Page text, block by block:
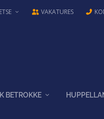
VAKATURES
BETROKKE